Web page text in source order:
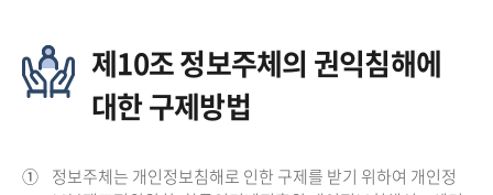
제10조 정보주체의 권익침해에
대한 구제방법
① 정보주체는 개인정보침해로 인한 구제를 받기 위하여 개인정